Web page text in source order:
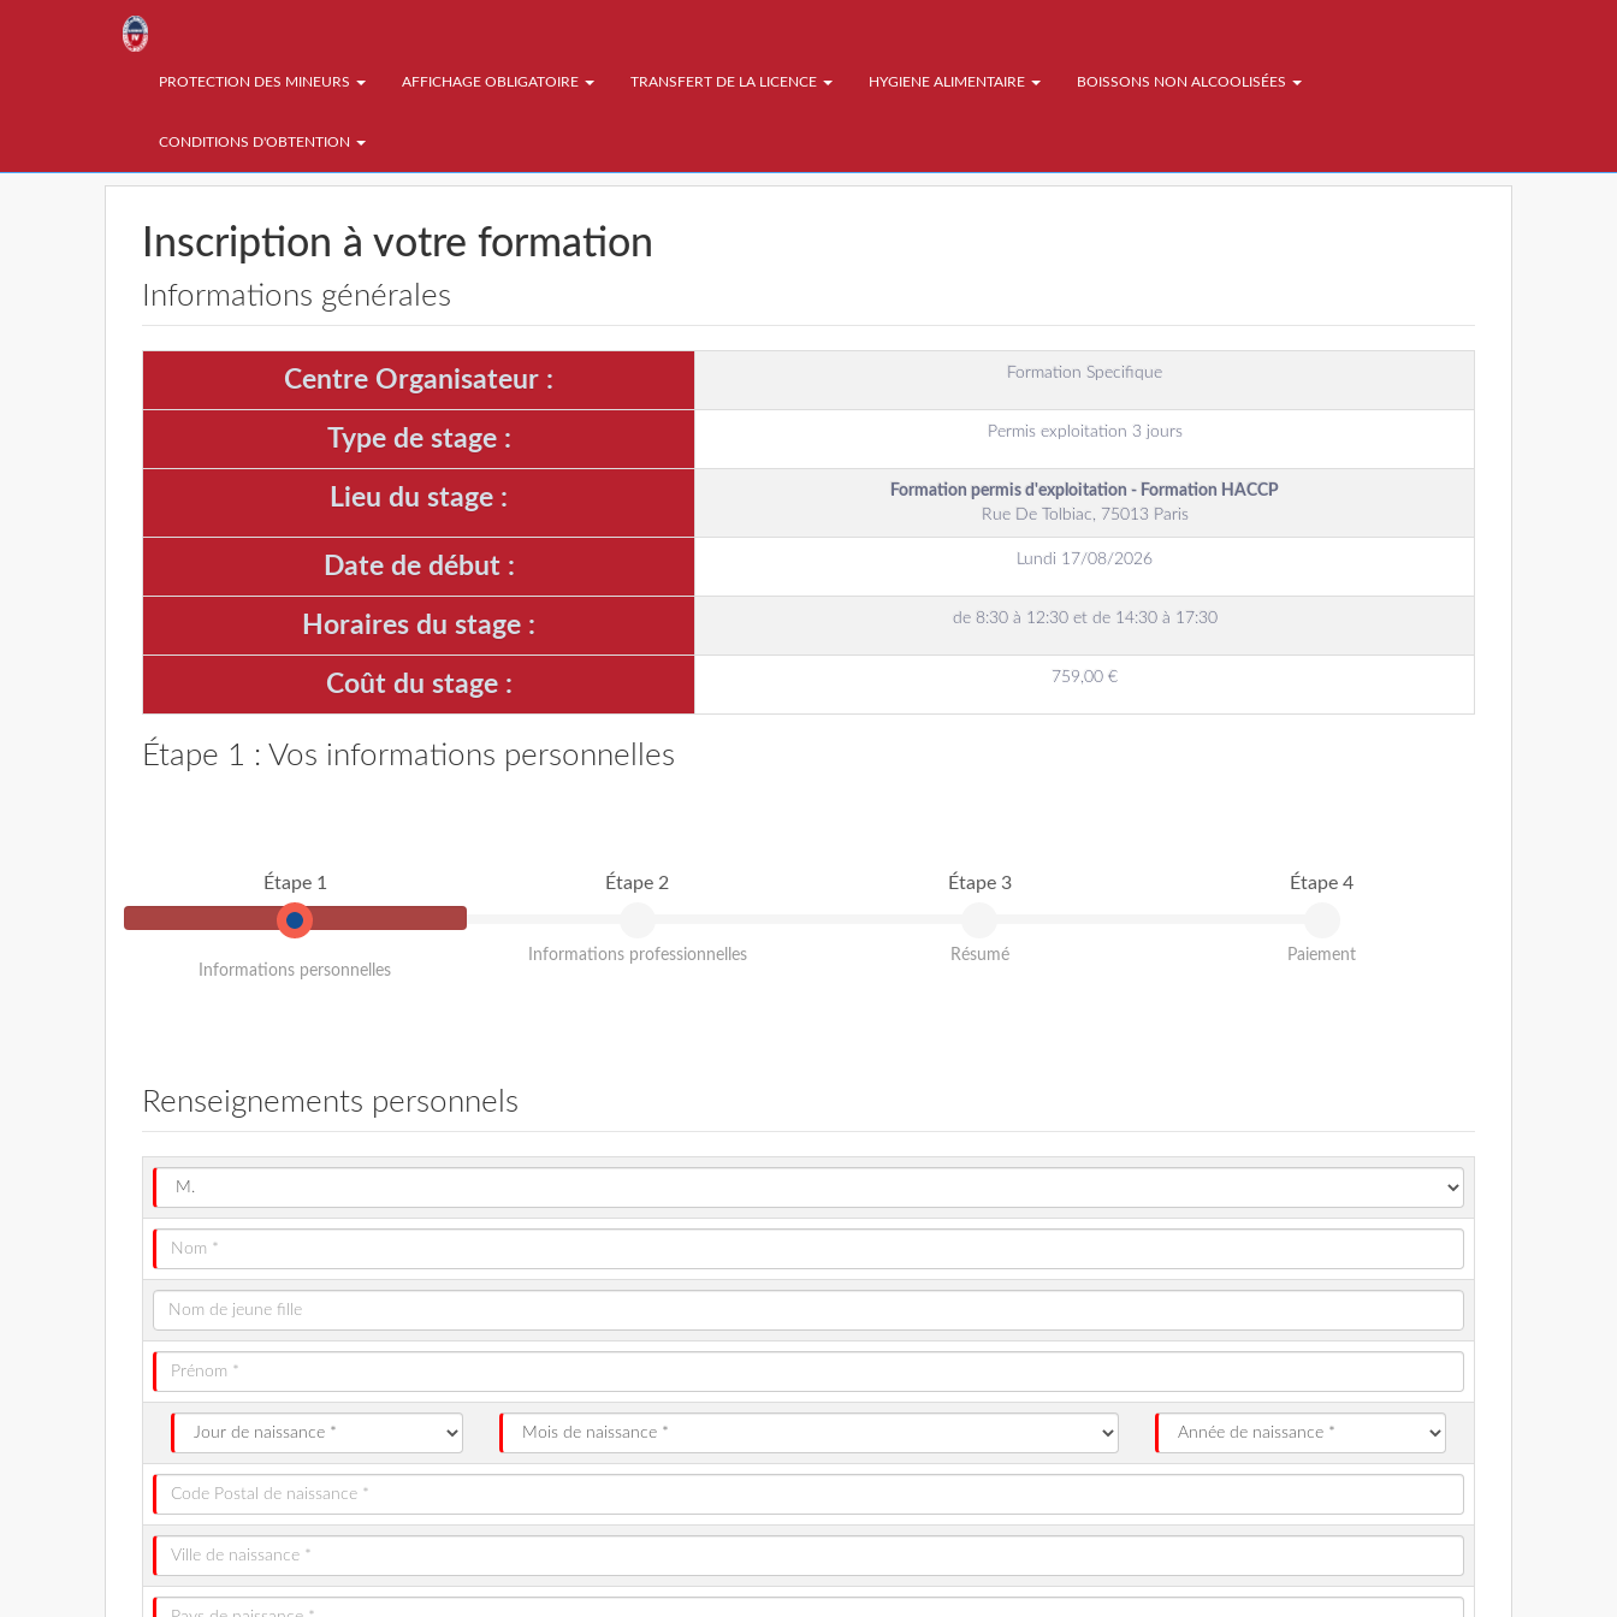
PROTECTION DES MINEURS AFFICHAGE OBLIGATOIRE TRANSFERT DE LA LICENCE HYGIENE ALIMENTAIRE BOISSONS NON ALCOOLISÉES
CONDITIONS D'OBTENTION
Inscription à votre formation
Informations générales
Centre Organisateur : Formation Specifique
Type de stage : Permis exploitation 3 jours
Lieu du stage :
Formation permis d'exploitation - Formation HACCP
Rue De Tolbiac, 75013 Paris
Date de début : Lundi 17/08/2026
Horaires du stage : de 8:30 à 12:30 et de 14:30 à 17:30
Coût du stage : 759,00 €
Étape 1 : Vos informations personnelles
Étape 1
Informations personnelles
Étape 2
Informations professionnelles
Étape 3
Résumé
Étape 4
Paiement
Renseignements personnels